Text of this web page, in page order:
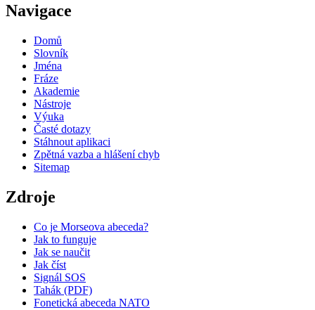
Navigace
Domů
Slovník
Jména
Fráze
Akademie
Nástroje
Výuka
Časté dotazy
Stáhnout aplikaci
Zpětná vazba a hlášení chyb
Sitemap
Zdroje
Co je Morseova abeceda?
Jak to funguje
Jak se naučit
Jak číst
Signál SOS
Tahák (PDF)
Fonetická abeceda NATO